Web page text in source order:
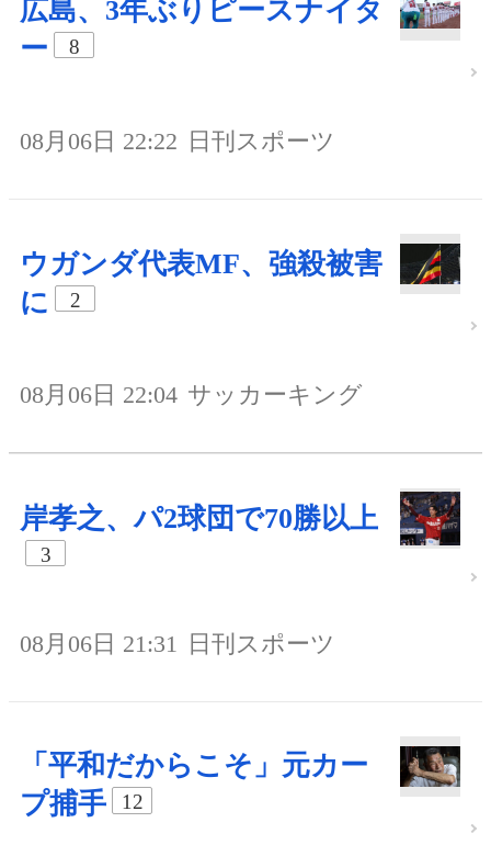
広島、3年ぶりピースナイタ
ー
8
08月06日 22:22 日刊スポーツ
ウガンダ代表MF、強殺被害
に
2
08月06日 22:04 サッカーキング
岸孝之、パ2球団で70勝以上
3
08月06日 21:31 日刊スポーツ
「平和だからこそ」元カー
プ捕手
12